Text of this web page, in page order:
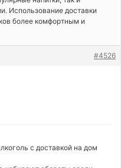
Использование доставки
более комфортным и
#4526
с доставкой на дом